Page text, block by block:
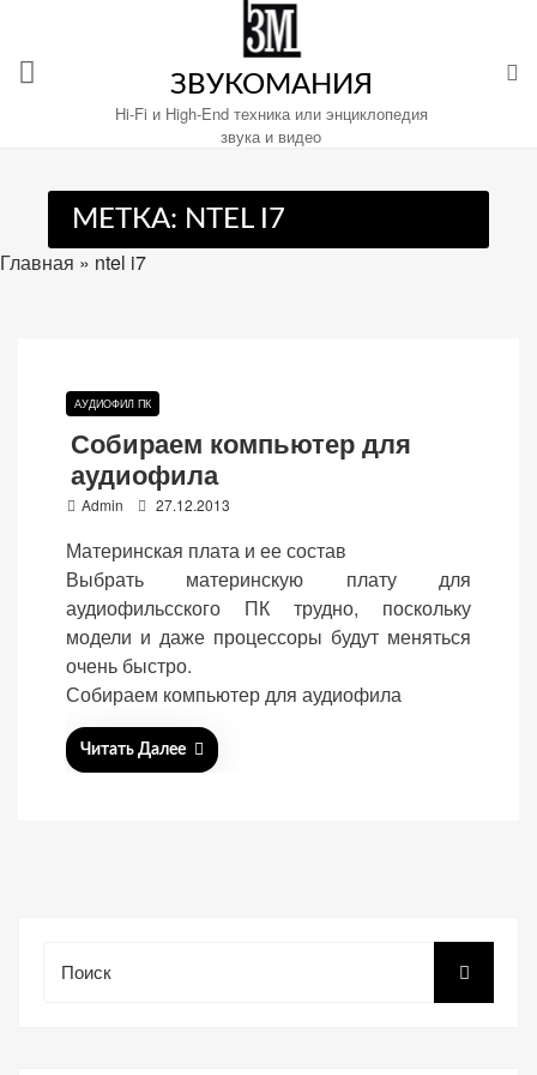
содержимому
ЗВУКОМАНИЯ
Hi-Fi и High-End техника или энциклопедия
звука и видео
МЕТКА: NTEL I7
Главная » ntel i7
АУДИОФИЛ ПК
Собираем компьютер для
аудиофила
Admin
s
e
d
o
n
27.12.2013
Материнская плата и ее состав
Выбрать материнскую плату для
аудиофильсского ПК трудно, поскольку
модели и даже процессоры будут меняться
очень быстро.
Собираем компьютер для аудиофила
Читать Далее
«Принять
все»
Настройте
файлы
cookie
настройки,